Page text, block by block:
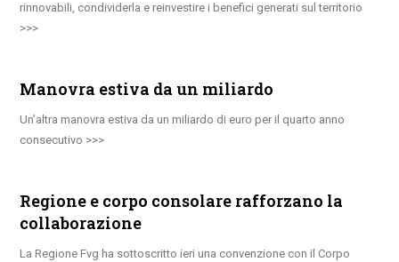
rinnovabili, condividerla e reinvestire i benefici generati sul territorio
Manovra estiva da un miliardo
Un’altra manovra estiva da un miliardo di euro per il quarto anno
consecutivo
Regione e corpo consolare rafforzano la
collaborazione
La Regione Fvg ha sottoscritto ieri una convenzione con il Corpo